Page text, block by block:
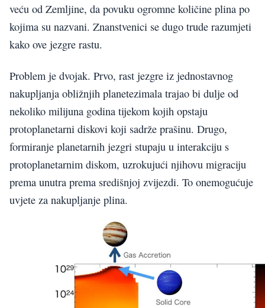
veću od Zemljine, da povuku ogromne količine plina po
kojima su nazvani. Znanstvenici se dugo trude razumjeti
kako ove jezgre rastu.
Problem je dvojak. Prvo, rast jezgre iz jednostavnog
nakupljanja obližnjih planetezimala trajao bi dulje od
nekoliko milijuna godina tijekom kojih opstaju
protoplanetarni diskovi koji sadrže prašinu. Drugo,
formiranje planetarnih jezgri stupaju u interakciju s
protoplanetarnim diskom, uzrokujući njihovu migraciju
prema unutra prema središnjoj zvijezdi. To onemogućuje
uvjete za nakupljanje plina.